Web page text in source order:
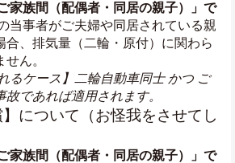
ご家族間（配偶者・同居の親子）」で
当事者がご夫婦や同居されている親
合、排気量（二輪・原付）に関わら
ん。
るケース】二輪自動車同士 かつ ご
故であれば適用されます。
について（お怪我をさせてし
ご家族間（配偶者・同居の親子）」で